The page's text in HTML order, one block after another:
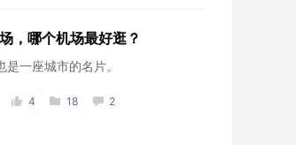
，哪个机场最好逛？
一座城市的名片。
4 18 2